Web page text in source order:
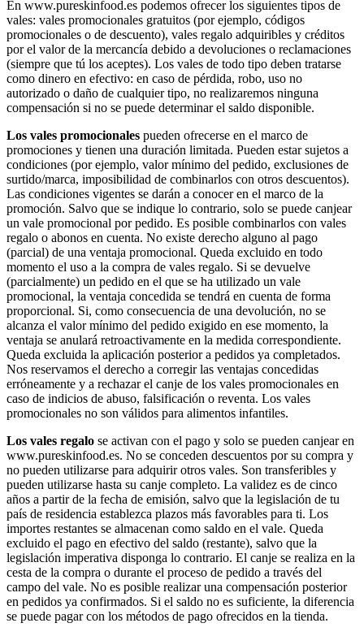
En www.pureskinfood.es podemos ofrecer los siguientes tipos de
vales: vales promocionales gratuitos (por ejemplo, códigos
promocionales o de descuento), vales regalo adquiribles y créditos
por el valor de la mercancía debido a devoluciones o reclamaciones
(siempre que tú los aceptes). Los vales de todo tipo deben tratarse
como dinero en efectivo: en caso de pérdida, robo, uso no
autorizado o daño de cualquier tipo, no realizaremos ninguna
compensación si no se puede determinar el saldo disponible.
Los vales promocionales pueden ofrecerse en el marco de
promociones y tienen una duración limitada. Pueden estar sujetos a
condiciones (por ejemplo, valor mínimo del pedido, exclusiones de
surtido/marca, imposibilidad de combinarlos con otros descuentos).
Las condiciones vigentes se darán a conocer en el marco de la
promoción. Salvo que se indique lo contrario, solo se puede canjear
un vale promocional por pedido. Es posible combinarlos con vales
regalo o abonos en cuenta. No existe derecho alguno al pago
(parcial) de una ventaja promocional. Queda excluido en todo
momento el uso a la compra de vales regalo. Si se devuelve
(parcialmente) un pedido en el que se ha utilizado un vale
promocional, la ventaja concedida se tendrá en cuenta de forma
proporcional. Si, como consecuencia de una devolución, no se
alcanza el valor mínimo del pedido exigido en ese momento, la
ventaja se anulará retroactivamente en la medida correspondiente.
Queda excluida la aplicación posterior a pedidos ya completados.
Nos reservamos el derecho a corregir las ventajas concedidas
erróneamente y a rechazar el canje de los vales promocionales en
caso de indicios de abuso, falsificación o reventa. Los vales
promocionales no son válidos para alimentos infantiles.
Los vales regalo se activan con el pago y solo se pueden canjear en
www.pureskinfood.es. No se conceden descuentos por su compra y
no pueden utilizarse para adquirir otros vales. Son transferibles y
pueden utilizarse hasta su canje completo. La validez es de cinco
años a partir de la fecha de emisión, salvo que la legislación de tu
país de residencia establezca plazos más favorables para ti. Los
importes restantes se almacenan como saldo en el vale. Queda
excluido el pago en efectivo del saldo (restante), salvo que la
legislación imperativa disponga lo contrario. El canje se realiza en la
cesta de la compra o durante el proceso de pedido a través del
campo del vale. No es posible realizar una compensación posterior
en pedidos ya confirmados. Si el saldo no es suficiente, la diferencia
se puede pagar con los métodos de pago ofrecidos en la tienda.